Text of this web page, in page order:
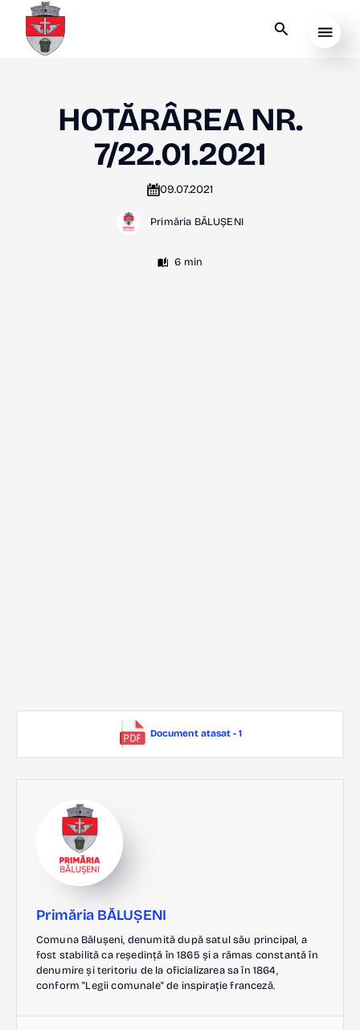
HOTĂRÂREA NR.
7/22.01.2021
09.07.2021
Primăria BĂLUȘENI
6 min
Document atasat - 1
Primăria BĂLUȘENI
Comuna Bălușeni, denumită după satul său principal, a
fost stabilită ca reședință în 1865 și a rămas constantă în
denumire și teritoriu de la oficializarea sa în 1864,
conform "Legii comunale" de inspirație franceză.